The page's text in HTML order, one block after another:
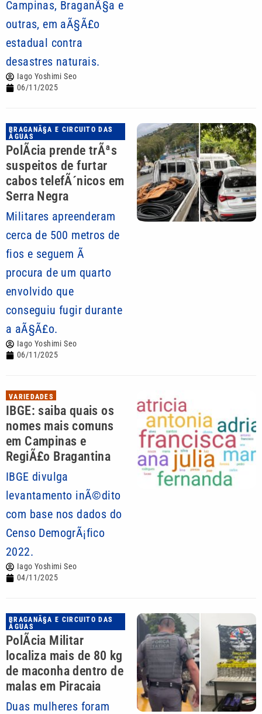
Campinas, BraganÃ§a e
outras, em aÃ§Ã£o
estadual contra
desastres naturais.
Iago Yoshimi Seo
06/11/2025
BRAGANÃ§A E CIRCUITO DAS
ÃGUAS
PolÃ­cia prende trÃªs
suspeitos de furtar
cabos telefÃ´nicos em
Serra Negra
Militares apreenderam
cerca de 500 metros de
fios e seguem Ã
procura de um quarto
envolvido que
conseguiu fugir durante
a aÃ§Ã£o.
Iago Yoshimi Seo
06/11/2025
VARIEDADES
IBGE: saiba quais os
nomes mais comuns
em Campinas e
RegiÃ£o Bragantina
IBGE divulga
levantamento inÃ©dito
com base nos dados do
Censo DemogrÃ¡fico
2022.
Iago Yoshimi Seo
04/11/2025
BRAGANÃ§A E CIRCUITO DAS
ÃGUAS
PolÃ­cia Militar
localiza mais de 80 kg
de maconha dentro de
malas em Piracaia
Duas mulheres foram